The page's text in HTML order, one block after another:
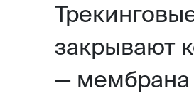
закрывают
— мембрана